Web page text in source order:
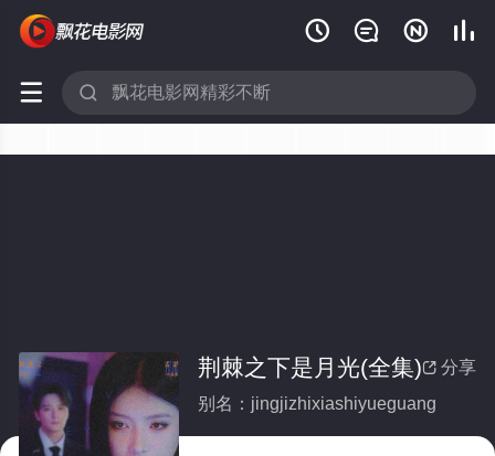
   
 
 分享
荆棘之下是月光(全集)
别名：jingjizhixiashiyueguang